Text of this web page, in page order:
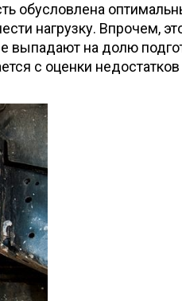
обусловлена
нагрузку. Впрочем,
выпадают на долю
с оценки